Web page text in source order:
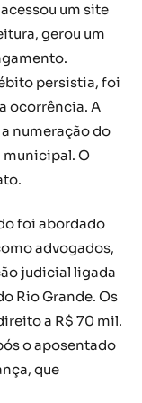
um site
gerou um
persistia, foi
ocorrência. A
numeração do
municipal. O
foi abordado
advogados,
judicial ligada
Rio Grande. Os
a R$ 70 mil.
o aposentado
que